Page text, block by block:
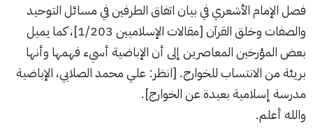
فصل الإمام الأشعري في بيان اتفاق الطرفين في مسائل التوحيد
والصفات وخلق القرآن [مقالات الإسلاميين 1/203]، كما يميل
بعض المؤرخين المعاصرين إلى أن الإباضية أسيء فهمها وأنها
بريئة من الانتساب للخوارج. [انظر: علي محمد الصلابي، الإباضية
مدرسة إسلامية بعيدة عن الخوارج].
والله أعلم.